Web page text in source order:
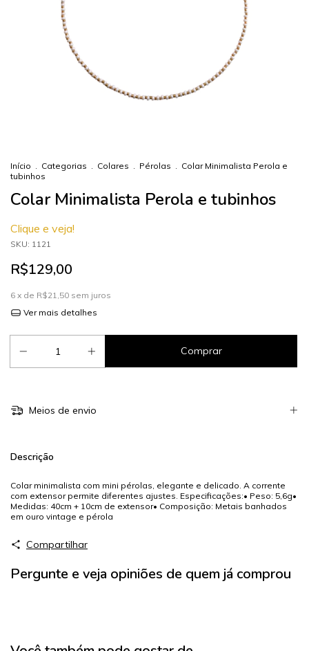
Início . Categorias . Colares . Pérolas . Colar Minimalista Perola e
tubinhos
Colar Minimalista Perola e tubinhos
Clique e veja!
SKU: 1121
R$129,00
6 x de R$21,50 sem juros
Ver mais detalhes
Meios de envio
Descrição
Colar minimalista com mini pérolas, elegante e delicado. A corrente
com extensor permite diferentes ajustes. Especificações:• Peso: 5,6g•
Medidas: 40cm + 10cm de extensor• Composição: Metais banhados
em ouro vintage e pérola
Compartilhar
Pergunte e veja opiniões de quem já comprou